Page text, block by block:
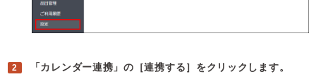
「カレンダー連携」の［連携する］をクリックします。